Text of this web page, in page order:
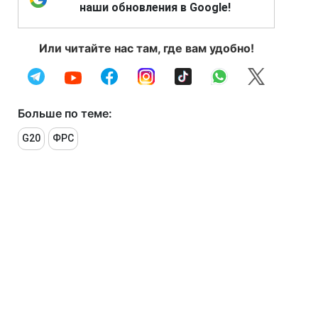
наши обновления в Google!
Или читайте нас там, где вам удобно!
Больше по теме:
G20 ФРС